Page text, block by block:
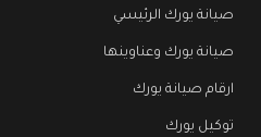
صيانة يورك الرئيسي
صيانة يورك وعناوينها
ارقام صيانة يورك
توكيل يورك